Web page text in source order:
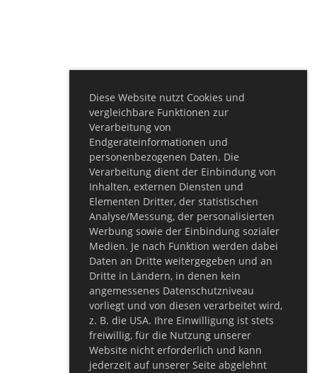
Diese Website nutzt Cookies und
vergleichbare Funktionen zur
Verarbeitung von
Endgeräteinformationen und
personenbezogenen Daten. Die
Verarbeitung dient der Einbindung von
Inhalten, externen Diensten und
Elementen Dritter, der statistischen
Analyse/Messung, der personalisierten
Werbung sowie der Einbindung sozialer
Medien. Je nach Funktion werden dabei
Daten an Dritte weitergegeben und an
Dritte in Ländern, in denen kein
angemessenes Datenschutzniveau
vorliegt und von diesen verarbeitet wird,
z. B. die USA. Ihre Einwilligung ist stets
freiwillig, für die Nutzung unserer
Website nicht erforderlich und kann
jederzeit auf unserer Seite abgelehnt